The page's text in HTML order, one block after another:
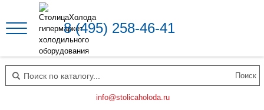
8 (495) 258-46-41
Поиск по каталогу
info@stolicaholoda.ru